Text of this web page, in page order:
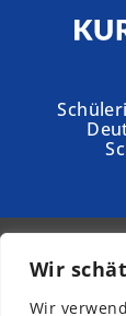
Wir
Wir